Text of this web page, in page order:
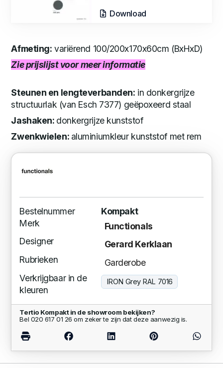
Download
Afmeting: variërend 100/200x170x60cm (BxHxD)
Zie prijslijst voor meer informatie
Steunen en lengteverbanden: in donkergrijze
structuurlak (van Esch 7377) geëpoxeerd staal
Jashaken: donkergrijze kunststof
Zwenkwielen: aluminiumkleur kunststof met rem
Bestelnummer
Kompakt
Merk
Functionals
Designer
Gerard Kerklaan
Rubrieken
Garderobe
Verkrijgbaar in de
kleuren
IRON Grey RAL 7016
Tertio Kompakt in de showroom bekijken?
Bel 020 617 01 26 om zeker te zijn dat deze aanwezig is.